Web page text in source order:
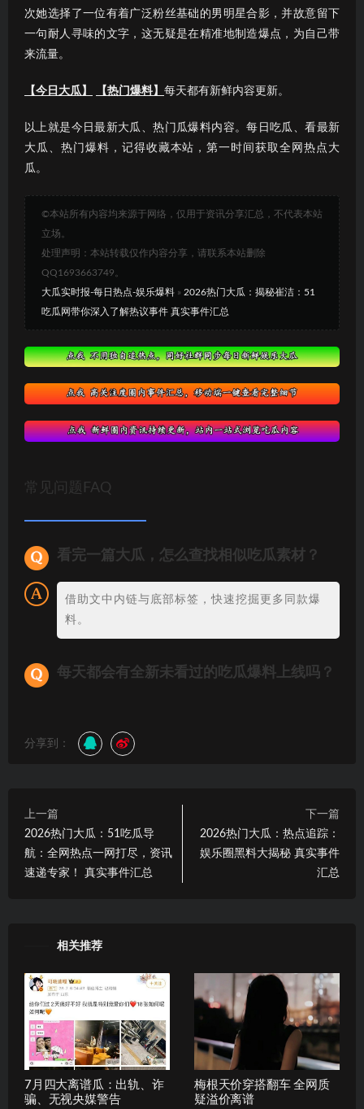
次她选择了一位有着广泛粉丝基础的男明星合影，并故意留下
一句耐人寻味的文字，这无疑是在精准地制造爆点，为自己带
来流量。
【今日大瓜】 【热门爆料】 每天都有新鲜内容更新。
以上就是今日最新大瓜、热门瓜爆料内容。每日吃瓜、看最新
大瓜、热门爆料，记得收藏本站，第一时间获取全网热点大
瓜。
©本站所有内容均来源于网络，仅用于资讯分享汇总，不代表本站
立场。
处理声明：本站转载仅作内容分享，请联系本站删除
QQ1693663749。
大瓜实时报-每日热点-娱乐爆料 » 2026热门大瓜：揭秘崔洁：51
吃瓜网带你深入了解热议事件 真实事件汇总
常见问题FAQ
看完一篇大瓜，怎么查找相似吃瓜素材？
借助文中内链与底部标签，快速挖掘更多同款爆
料。
每天都会有全新未看过的吃瓜爆料上线吗？
分享到：
上一篇
2026热门大瓜：51吃瓜导
航：全网热点一网打尽，资讯
速递专家！ 真实事件汇总
下一篇
2026热门大瓜：热点追踪：
娱乐圈黑料大揭秘 真实事件
汇总
相关推荐
7月四大离谱瓜：出轨、诈
骗、无视央媒警告
梅根天价穿搭翻车 全网质
疑溢价离谱